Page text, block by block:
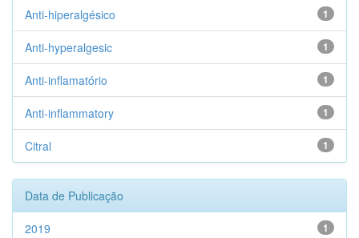
1
Anti-hiperalgésico
1
Anti-hyperalgesic
1
Anti-inflamatório
1
Anti-inflammatory
1
Citral
Data de Publicação
1
2019